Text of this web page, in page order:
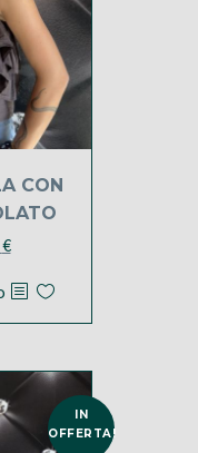
CON
€
attuale
è:
IN
OFFERTA!